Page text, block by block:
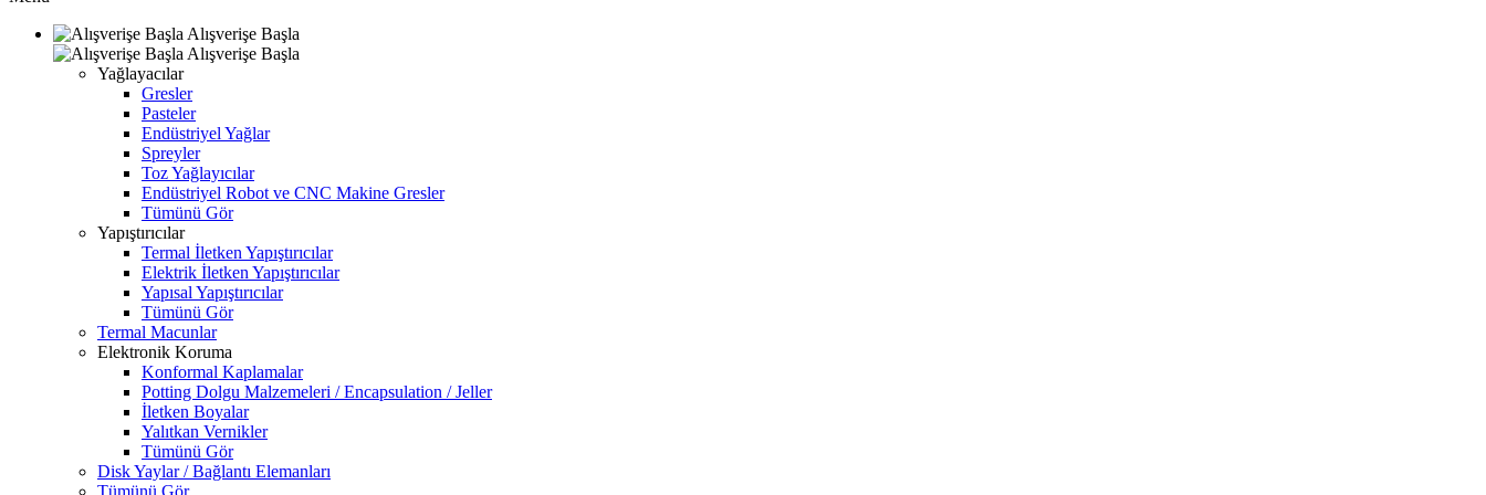
Alışverişe Başla
Alışverişe Başla
Yağlayacılar
Gresler
Pasteler
Endüstriyel Yağlar
Spreyler
Toz Yağlayıcılar
Endüstriyel Robot ve CNC Makine Gresler
Tümünü Gör
Yapıştırıcılar
Termal İletken Yapıştırıcılar
Elektrik İletken Yapıştırıcılar
Yapısal Yapıştırıcılar
Tümünü Gör
Termal Macunlar
Elektronik Koruma
Konformal Kaplamalar
Potting Dolgu Malzemeleri / Encapsulation / Jeller
İletken Boyalar
Yalıtkan Vernikler
Tümünü Gör
Disk Yaylar / Bağlantı Elemanları
Tümünü Gör